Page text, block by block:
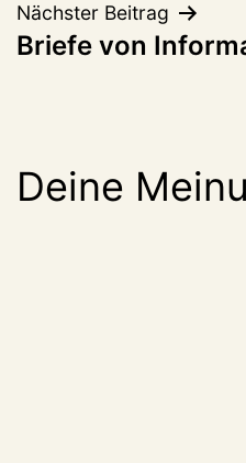
Nächster Beitrag
Briefe von
Deine